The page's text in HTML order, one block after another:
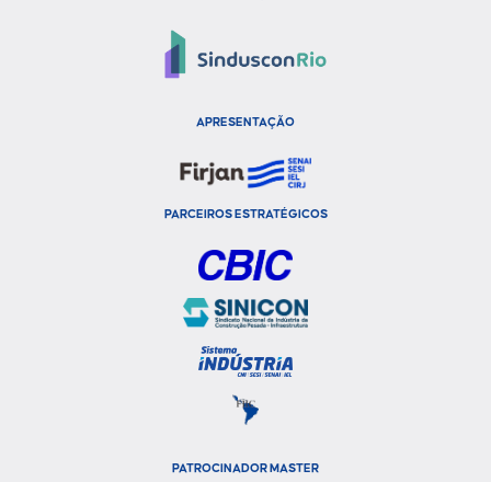
APRESENTAÇÃO
PARCEIROS ESTRATÉGICOS
PATROCINADOR MASTER